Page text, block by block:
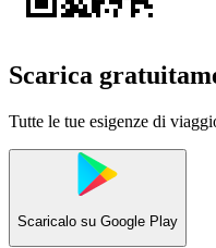
Scarica
Tutte le tue esigenze di
Scaricalo su Google Play